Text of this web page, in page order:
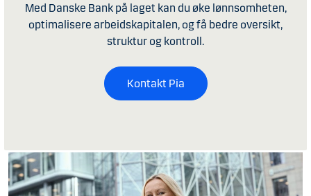
Med Danske Bank på laget kan du øke lønnsomheten,
optimalisere arbeidskapitalen, og få bedre oversikt,
struktur og kontroll.
Kontakt Pia